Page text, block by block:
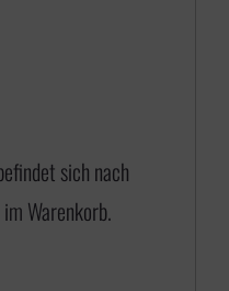
sich nach
Warenkorb.